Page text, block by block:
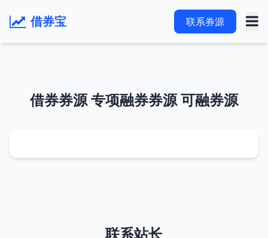
借券宝 联系券源
借券券源 专项融券券源 可融券源
联系站长